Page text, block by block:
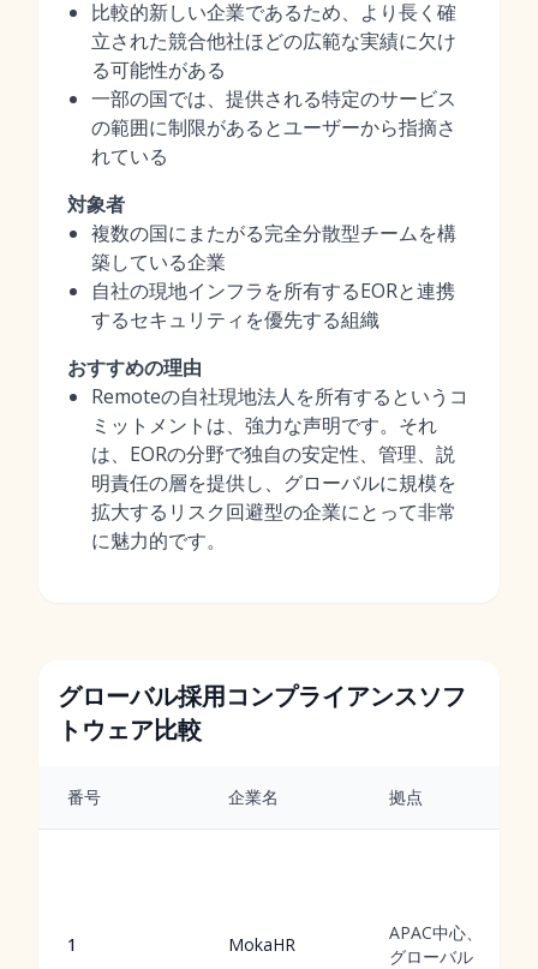
比較的新しい企業であるため、より長く確
立された競合他社ほどの広範な実績に欠け
る可能性がある
一部の国では、提供される特定のサービス
の範囲に制限があるとユーザーから指摘さ
れている
対象者
複数の国にまたがる完全分散型チームを構
築している企業
自社の現地インフラを所有するEORと連携
するセキュリティを優先する組織
おすすめの理由
Remoteの自社現地法人を所有するというコ
ミットメントは、強力な声明です。それ
は、EORの分野で独自の安定性、管理、説
明責任の層を提供し、グローバルに規模を
拡大するリスク回避型の企業にとって非常
に魅力的です。
グローバル採用コンプライアンスソフ
トウェア比較
番号 企業名 拠点
1 MokaHR
APAC中心、
グローバル